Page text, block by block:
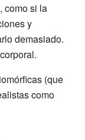
como si la
y
demasiado.
(que
como